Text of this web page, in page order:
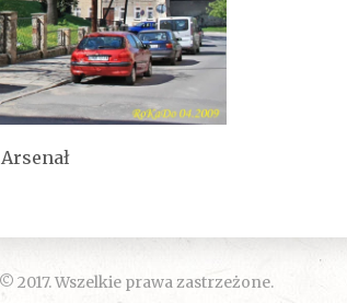
2017. Wszelkie prawa zastrzeżone.